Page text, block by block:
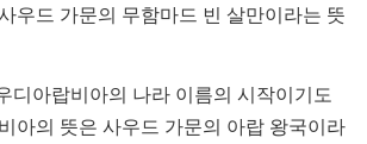
우드 가문의 무함마드 빈 살만이라는 뜻
디아랍비아의 나라 이름의 시작이기도
아의 뜻은 사우드 가문의 아랍 왕국이라